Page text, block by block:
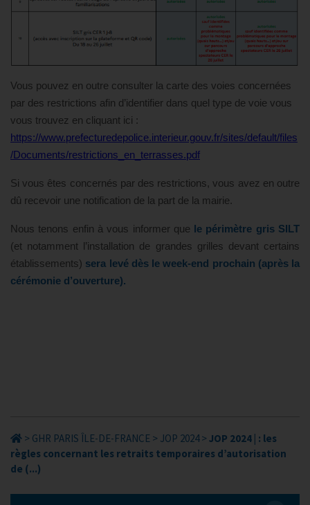
Vous pouvez en outre consulter la carte des voies concernées
par des restrictions afin d’identifier dans quel type de voie vous
vous trouvez en cliquant ici :
https://www.prefecturedepolice.interieur.gouv.fr/sites/default/files
/Documents/restrictions_en_terrasses.pdf
Si vous êtes concernés par des restrictions, vous avez en outre
dû recevoir une notification de la part de la mairie.
Nous tenons enfin à vous informer que
le périmètre gris SILT
(et notamment l’installation de grandes grilles devant certains
établissements) sera levé dès le week-end prochain (après la
cérémonie d’ouverture).
> GHR PARIS ÎLE-DE-FRANCE > JOP 2024 > JOP 2024 | : les
règles concernant les retraits temporaires d’autorisation
de (...)